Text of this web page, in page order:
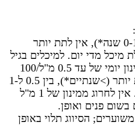
עבור מיכלים חדשים וצעירים (0-1 שנה*), אין לתת יותר
ליטר תכולת מיכל מדי יום. למיכלים בגיל
בינוני (1-2 שנים*), ניתן לתת מינון יומי של עד 0.5 מ"ל/100
ליטר, וליחידות בוגרות ומבוגרות יותר (>שנתיים*), בין 0.5 ל-1
מ"ל לכל 100 ליטר מי אקווריום. אין לחרוג ממינון של 1 מ"ל
הסיווג תלוי באופן